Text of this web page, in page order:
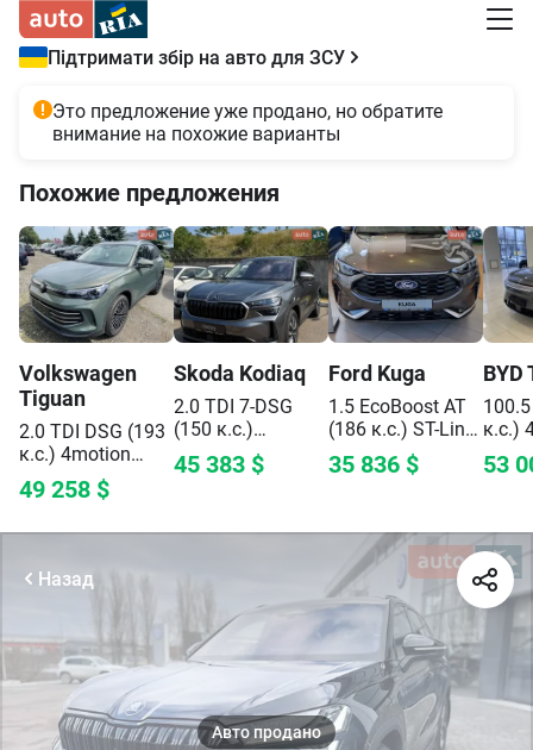
Підтримати збір на авто для ЗСУ
Это предложение уже продано, но обратите
внимание на похожие варианты
Похожие предложения
Volkswagen
Tiguan
2.0 TDI DSG (193
к.с.) 4motion
Elegance
49 258 $
Skoda Kodiaq
2.0 TDI 7-DSG
(150 к.с.)
Selection
45 383 $
Ford Kuga
1.5 EcoBoost AT
(186 к.с.) ST-Line
X Plus
35 836 $
BYD
к.с.)
53
Назад